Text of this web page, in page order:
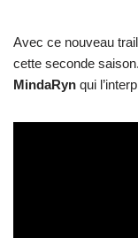
Avec ce nouveau
cette seconde
MindaRyn qui